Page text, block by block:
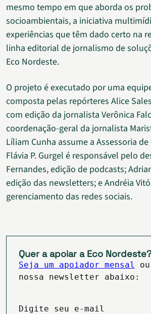
mesmo tempo em que aborda os
socioambientais, a iniciativa
experiências que têm dado certo na
linha editorial de jornalismo de
Eco Nordeste.
O projeto é executado por uma
composta pelas repórteres Alice
com edição da jornalista Verônica
coordenação-geral da jornalista
Líliam Cunha assume a Assessoria
Flávia P. Gurgel é responsável pelo
Fernandes, edição de podcasts;
edição das newsletters; e Andréia
gerenciamento das redes sociais.
Quer a apoiar a Eco Nordeste?
Seja um apoiador mensal
nossa newsletter abaixo:
Digite seu e-mail